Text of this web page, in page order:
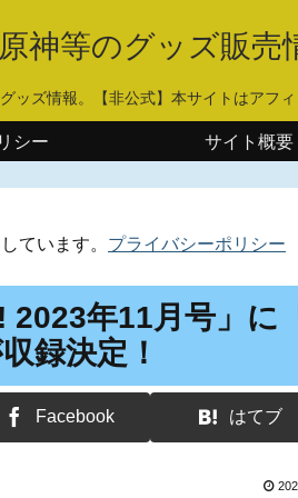
神等のグッズ販売
ッズ情報。【非公式】本サイトはアフ
シー サイト概要
ています。 プライバシーポリシー
2023年11月号」に
録決定！
Facebook はてブ